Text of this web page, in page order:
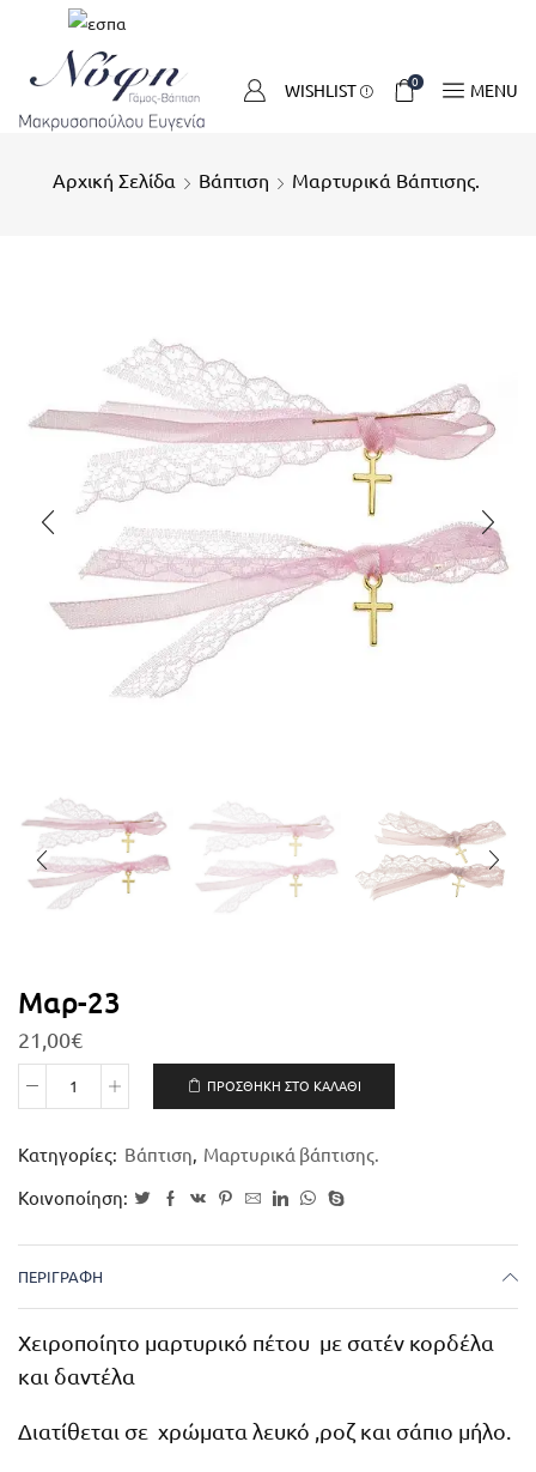
WISHLIST 0 MENU
Αρχική Σελίδα Βάπτιση Μαρτυρικά Βάπτισης.
Μαρ-23
21,00€
ΠΡΟΣΘΉΚΗ ΣΤΟ ΚΑΛΆΘΙ
Κατηγορίες: Βάπτιση, Μαρτυρικά βάπτισης.
Κοινοποίηση:
ΠΕΡΙΓΡΑΦΉ
Χειροποίητο μαρτυρικό πέτου με σατέν κορδέλα
και δαντέλα
Διατίθεται σε χρώματα λευκό ,ροζ και σάπιο μήλο.